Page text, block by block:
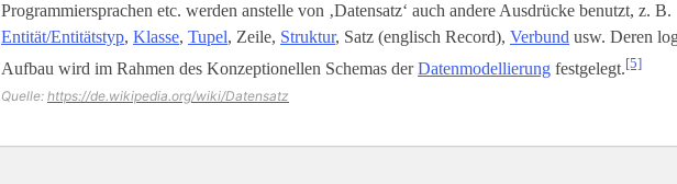
Programmiersprachen etc. werden anstelle von ‚Datensatz‘ auch andere Ausdrücke benutzt, z. B.
Entität/Entitätstyp, Klasse, Tupel, Zeile, Struktur, Satz (englisch Record), Verbund usw. Deren
Aufbau wird im Rahmen des Konzeptionellen Schemas derDatenmodellierung festgelegt.[5]
Quelle: https://de.wikipedia.org/wiki/Datensatz